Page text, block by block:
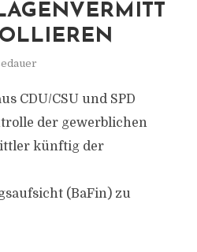
CDU/CSU und SPD
der gewerblichen
künftig der
(BaFin) zu